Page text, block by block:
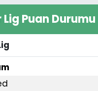
Lig Puan Durumu